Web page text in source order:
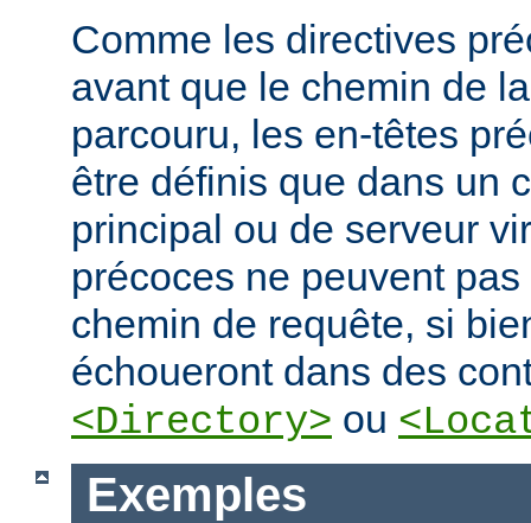
Comme les directives
avant que le chemin de
parcouru, les en-têtes
être définis que dans un
principal ou de serveur
précoces ne peuvent
chemin de requête, si
échoueront dans des
<Directory> ou
Exemples